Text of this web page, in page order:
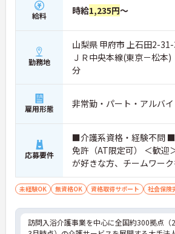
給料 時給1,235円～
勤務地
山梨県 甲府市 上石田2-
ＪＲ中央本線(東京－松本
分
雇用形態 非常勤・パート・アルバイ
応募要件
■介護系資格・経験不問
免許（AT限定可） ＜歓迎
が好きな方、チームワー
未経験OK 無資格OK 資格取得サポート 社会保険
訪問入浴介護事業を中心に全国約300拠点（